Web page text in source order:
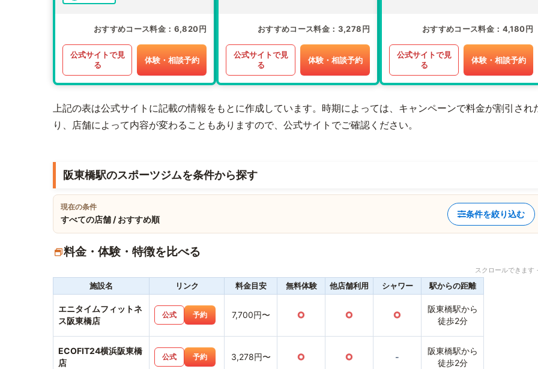
おすすめコース料金 6,820円
公式サイトで見
る
体験・相談予約
おすすめコース料金 3,278円
公式サイトで見
る
体験・相談予約
おすすめコース料金 4,180円
公式サイトで見
る
体験・相談予約
上記の表は公式サイトに記載の情報をもとに作成しています。時期によっては、キャンペーンで料金が割引され
り、店舗によって内容が変わることもありますので、公式サイトでご確認ください。
阪東橋駅のスポーツジムを条件から探す
現在の条件
すべての店舗 / おすすめ順
条件を絞り込む
料金・体験・特徴を比べる
スクロールできま
施設名 リンク 料金目安 無料体験 他店舗利用 シャワー 駅からの距離
エニタイムフィットネ
ス阪東橋店
公式 予約 7,700円〜 ○ ○ ○
阪東橋駅から
徒歩2分
ECOFIT24横浜阪東橋
店
公式 予約 3,278円〜 ○ ○ -
阪東橋駅から
徒歩2分